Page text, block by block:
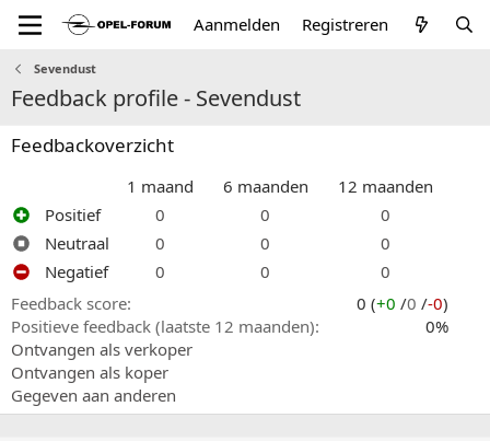
Aanmelden Registreren
Sevendust
Feedback profile - Sevendust
Feedbackoverzicht
1 maand 6 maanden
12 maanden
Positief
0 0
0
Neutraal
0 0
0
Negatief
0 0
0
Feedback score
0 (+0 /0 /-0)
Positieve feedback (laatste 12 maanden)
0%
Ontvangen als verkoper
Ontvangen als koper
Gegeven aan anderen